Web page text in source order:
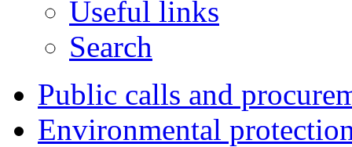
Useful links
Search
Public calls and
Environmental